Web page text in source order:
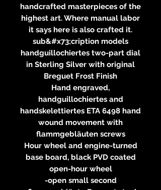
handcrafted masterpieces of the
highest art. Where manual labor
it says here is also crafted it.
sub&#x73;cription models
handguillochiertes two-part dial
in Sterling Silver with original
Breguet Frost Finish
Hand engraved,
handguillochiertes and
handskelettiertes ETA 6498 hand
wound movement with
flammgebläuten screws
Hour wheel and engine-turned
base board, black PVD coated
open-hour wheel
-open small second